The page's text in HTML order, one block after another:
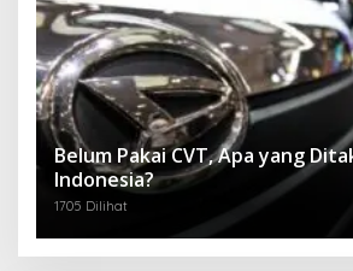
Belum Pakai CVT, Apa yang
Indonesia?
1705 Dilihat